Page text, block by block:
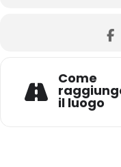
Come
il luogo